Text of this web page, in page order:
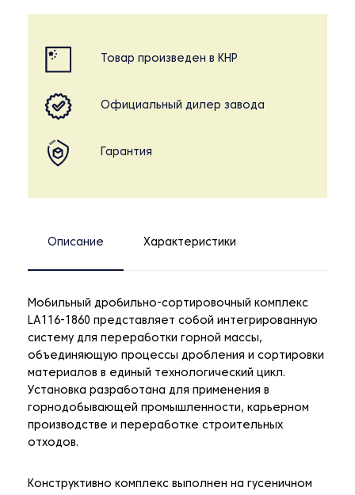
Товар произведен в КНР
Официальный дилер завода
Гарантия
Описание Характеристики
Мобильный дробильно-сортировочный комплекс
LA116-1860 представляет собой интегрированную
систему для переработки горной массы,
объединяющую процессы дробления и сортировки
материалов в единый технологический цикл.
Установка разработана для применения в
горнодобывающей промышленности, карьерном
производстве и переработке строительных
отходов.
Конструктивно комплекс выполнен на гусеничном